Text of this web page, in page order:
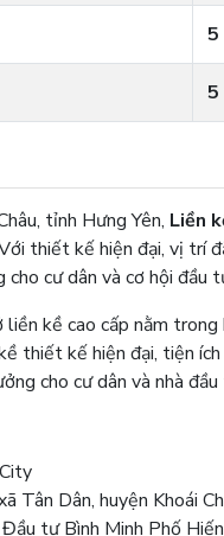
5
5
tỉnh Hưng Yên, Liền
thiết kế hiện đại, vị trí
cư dân và cơ hội đầu
kề cao cấp nằm
thiết kế hiện đại, tiện
cho cư dân và nhà đầu
Tân Dân, huyện Khoái
tư Bình Minh Phố Hiến